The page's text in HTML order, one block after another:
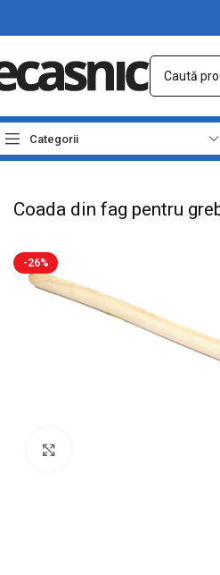
Categorii
Prima pagină Fără categorie Coada din
Coada din fag pentru
-26%